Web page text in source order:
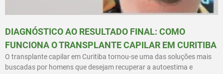
DIAGNÓSTICO AO RESULTADO FINAL: COMO
FUNCIONA O TRANSPLANTE CAPILAR EM CURITIBA
O transplante capilar em Curitiba tornou-se uma das soluções mais
buscadas por homens que desejam recuperar a autoestima e